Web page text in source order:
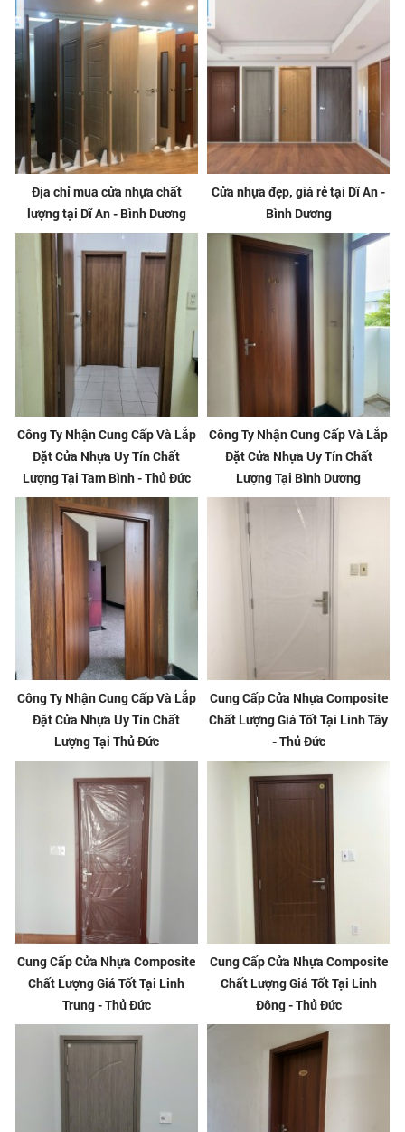
Địa chỉ mua cửa nhựa chất
lượng tại Dĩ An - Bình Dương
Cửa nhựa đẹp, giá rẻ tại Dĩ An -
Bình Dương
Công Ty Nhận Cung Cấp Và Lắp
Đặt Cửa Nhựa Uy Tín Chất
Lượng Tại Tam Bình - Thủ Đức
Công Ty Nhận Cung Cấp Và Lắp
Đặt Cửa Nhựa Uy Tín Chất
Lượng Tại Bình Dương
Công Ty Nhận Cung Cấp Và Lắp
Đặt Cửa Nhựa Uy Tín Chất
Lượng Tại Thủ Đức
Cung Cấp Cửa Nhựa Composite
Chất Lượng Giá Tốt Tại Linh Tây
- Thủ Đức
Cung Cấp Cửa Nhựa Composite
Chất Lượng Giá Tốt Tại Linh
Trung - Thủ Đức
Cung Cấp Cửa Nhựa Composite
Chất Lượng Giá Tốt Tại Linh
Đông - Thủ Đức